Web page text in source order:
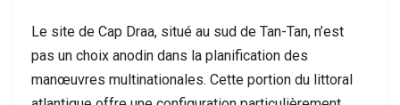
Le site de Cap Draa, situé au sud de Tan-Tan, n’est
pas un choix anodin dans la planification des
manœuvres multinationales. Cette portion du littoral